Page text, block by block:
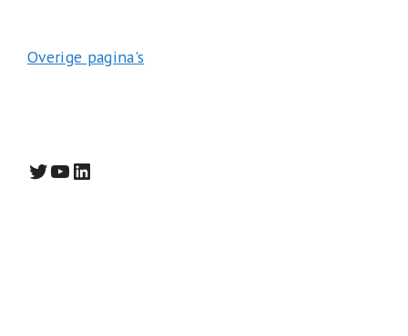
Overige pagina's
Twitter
YouTube
LinkedIn